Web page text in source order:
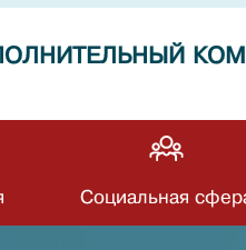
Социальная